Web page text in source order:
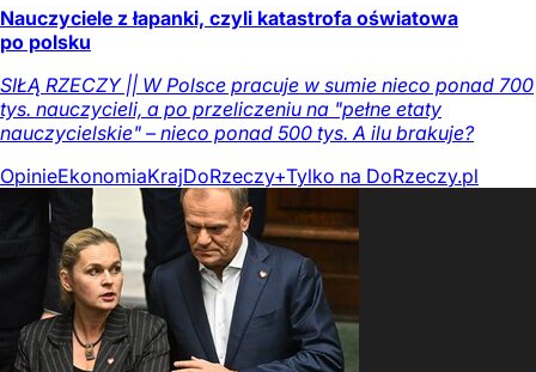
Nauczyciele z łapanki, czyli katastrofa oświatowa
po polsku
SIŁĄ RZECZY || W Polsce pracuje w sumie nieco ponad 700
tys. nauczycieli, a po przeliczeniu na "pełne etaty
nauczycielskie" – nieco ponad 500 tys. A ilu brakuje?
OpinieEkonomiaKrajDoRzeczy+Tylko na DoRzeczy.pl